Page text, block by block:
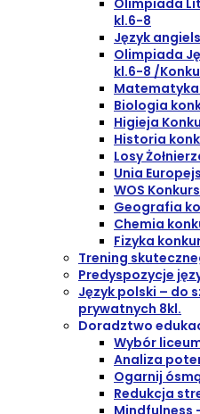
Olimpiada
kl.6-8
Język
Olimpiada
kl.6-8 /
Biologia
Higieja
Historia
Losy
Unia
WOS
Geografia
Chemia
Fizyka
Trening
Predyspozycje
Język polski – do
prywatnych 8kl.
Doradztwo
Wybór
Analiza
Ogarnij
Redukcja
Mindfulness